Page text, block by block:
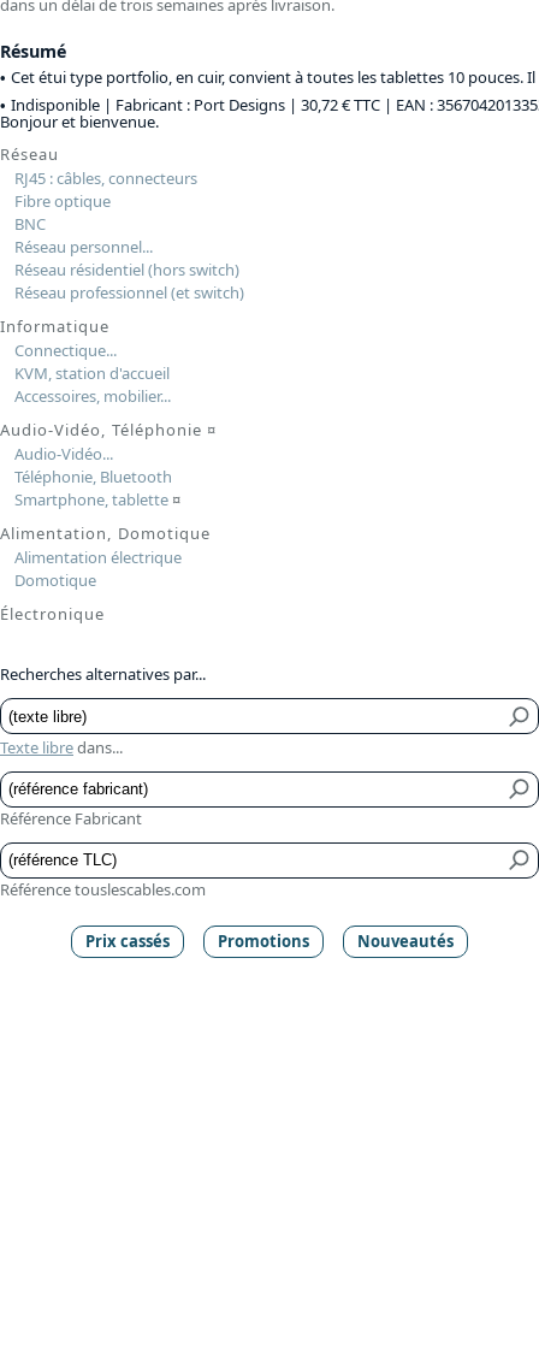
dans un délai de trois semaines après livraison.
Résumé
Cet étui type portfolio, en cuir, convient à toutes les tablettes 10 pouces.
Indisponible | Fabricant : Port Designs | 30,72 € TTC | EAN :
Bonjour et bienvenue.
Réseau
RJ45 : câbles, connecteurs
Fibre optique
BNC
Réseau personnel...
Réseau résidentiel (hors switch)
Réseau professionnel (et switch)
Informatique
Connectique...
KVM, station d'accueil
Accessoires, mobilier...
Audio-Vidéo, Téléphonie ¤
Audio-Vidéo...
Téléphonie, Bluetooth
Smartphone, tablette¤
Alimentation, Domotique
Alimentation électrique
Domotique
Électronique
Recherches alternatives par...
Texte libredans...
Référence Fabricant
Référence touslescables.com
Prix cassés Promotions Nouveautés